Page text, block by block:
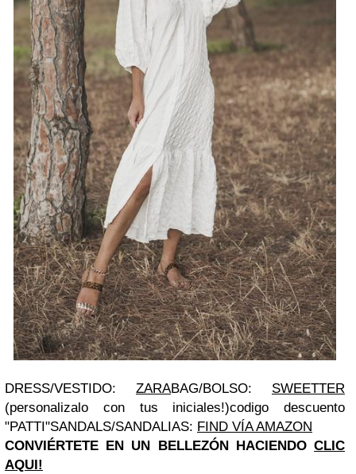
DRESS/VESTIDO: ZARABAG/BOLSO: SWEETTER
(personalizalo con tus iniciales!)codigo descuento
"PATTI"SANDALS/SANDALIAS: FIND VÍA AMAZON
CONVIÉRTETE EN UN BELLEZÓN HACIENDO CLIC
AQUI!